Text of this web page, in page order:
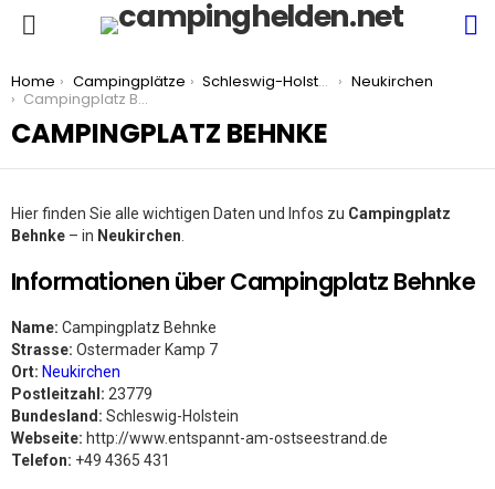
You are here:
Home Campingplätze Schleswig-Holstein
Neukirchen
Campingplatz Behnke
CAMPINGPLATZ BEHNKE
Hier finden Sie alle wichtigen Daten und Infos zu Campingplatz
Behnke – in Neukirchen
Informationen über Campingplatz Behnke
Name: Campingplatz Behnke
Strasse: Ostermader Kamp 7
Ort: Neukirchen
Postleitzahl: 23779
Bundesland: Schleswig-Holstein
Webseite: http://www.entspannt-am-ostseestrand.de
Telefon: +49 4365 431